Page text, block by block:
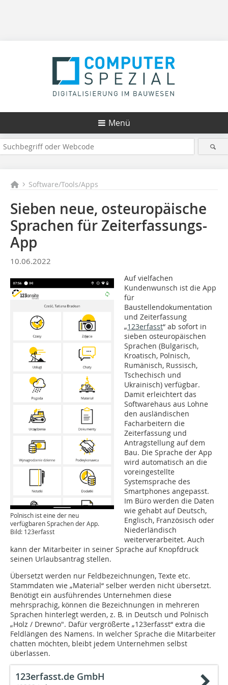
Menü
Software/Tools/Apps
Sieben neue, osteuropäische
Sprachen für Zeiterfassungs-
App
10.06.2022
Polnisch ist eine der neu
verfügbaren Sprachen der App.
Bild: 123erfasst
Auf vielfachen
Kundenwunsch ist die App
für
Baustellendokumentation
und Zeiterfassung
„123erfasst“ ab sofort in
sieben osteuropäischen
Sprachen (Bulgarisch,
Kroatisch, Polnisch,
Rumänisch, Russisch,
Tschechisch und
Ukrainisch) verfügbar.
Damit erleichtert das
Softwarehaus aus Lohne
den ausländischen
Facharbeitern die
Zeiterfassung und
Antragstellung auf dem
Bau. Die Sprache der App
wird automatisch an die
voreingestellte
Systemsprache des
Smartphones angepasst.
Im Büro werden die Daten
wie gehabt auf Deutsch,
Englisch, Französisch oder
Niederländisch
weiterverarbeitet. Auch
kann der Mitarbeiter in seiner Sprache auf Knopfdruck
seinen Urlaubsantrag stellen.
Übersetzt werden nur Feldbezeichnungen, Texte etc.
Stammdaten wie „Material“ selber werden nicht übersetzt.
Benötigt ein ausführendes Unternehmen diese
mehrsprachig, können die Bezeichnungen in mehreren
Sprachen hinterlegt werden, z. B. in Deutsch und Polnisch
„Holz / Drewno". Dafür vergrößerte „123erfasst“ extra die
Feldlängen des Namens. In welcher Sprache die Mitarbeiter
chatten möchten, bleibt jedem Unternehmen selbst
überlassen.
123erfasst.de GmbH